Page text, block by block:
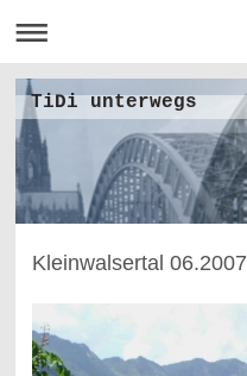
TiDi unterwegs
Kleinwalsertal 06.2007